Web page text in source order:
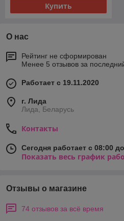
Купить
О нас
Рейтинг не сформирован
Менее 5 отзывов за
Работает с 19.11.2020
г. Лида
Лида, Беларусь
Контакты
Сегодня работает с 08:00
Показать весь график
Отзывы о магазине
74 отзывов за всё время